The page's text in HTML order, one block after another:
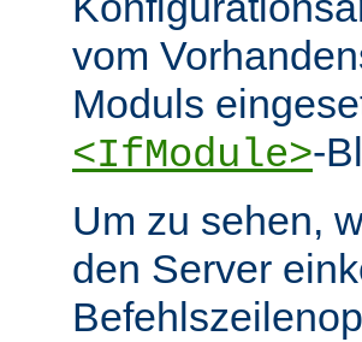
vom
Moduls
<IfModule>-
Um zu sehen,
den Server